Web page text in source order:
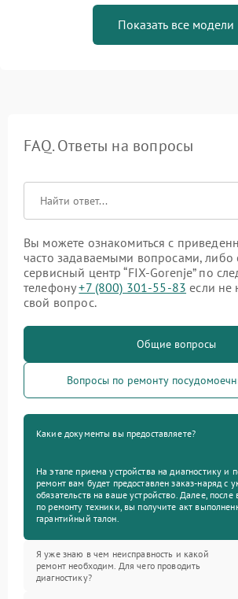
Показать все модели
FAQ. Ответы на вопросы
Вы можете ознакомиться с
часто задаваемыми вопросами, либо
сервисный центр “FIX-Gorenje” по
телефону+7 (800) 301-55-83 если не
свой вопрос.
Общие вопросы
Вопросы по ремонту
Какие документы вы предоставляете?
На этапе приема устройства на диагностику и
ремонт вам будет предоставлен заказ-наряд с
обязательств на ваше устройство. Далее,
по ремонту техники, вы получите акт
гарантийный талон.
Я уже знаю в чем неисправность и какой
ремонт необходим. Для чего проводить
диагностику?